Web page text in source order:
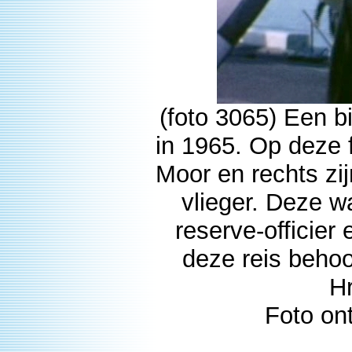
(foto 3065) Een
in 1965. Op deze
Moor en rechts
vlieger. Deze
reserve-officier
deze reis
Foto